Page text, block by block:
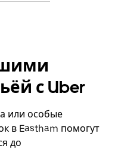
с Uber
или особые
в Eastham помогут
до